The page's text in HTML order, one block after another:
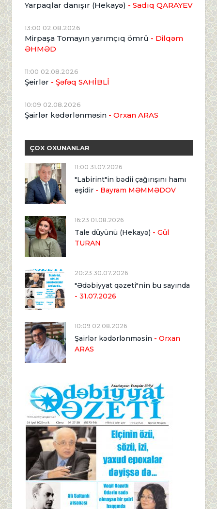
Yarpaqlar danışır (Hekayə) - Sadıq QARAYEV
13:00 02.08.2026
Mirpaşa Tomayın yarımçıq ömrü - Dilqəm
ƏHMƏD
11:00 02.08.2026
Şeirlər - Şəfəq SAHİBLİ
10:09 02.08.2026
Şairlər kədərlənməsin - Orxan ARAS
ÇOX OXUNANLAR
11:00 31.07.2026
"Labirint"in bədii çağırışını hamı
eşidir - Bayram MƏMMƏDOV
16:23 01.08.2026
Tale düyünü (Hekayə) - Gül
TURAN
20:23 30.07.2026
"Ədəbiyyat qəzeti"nin bu sayında
- 31.07.2026
10:09 02.08.2026
Şairlər kədərlənməsin - Orxan
ARAS